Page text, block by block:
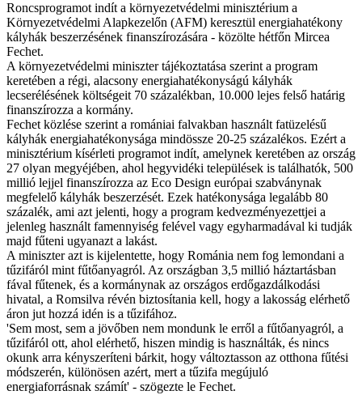
Roncsprogramot indít a környezetvédelmi minisztérium a
Környezetvédelmi Alapkezelőn (AFM) keresztül energiahatékony
kályhák beszerzésének finanszírozására - közölte hétfőn Mircea
Fechet.
A környezetvédelmi miniszter tájékoztatása szerint a program
keretében a régi, alacsony energiahatékonyságú kályhák
lecserélésének költségeit 70 százalékban, 10.000 lejes felső határig
finanszírozza a kormány.
Fechet közlése szerint a romániai falvakban használt fatüzelésű
kályhák energiahatékonysága mindössze 20-25 százalékos. Ezért a
minisztérium kísérleti programot indít, amelynek keretében az ország
27 olyan megyéjében, ahol hegyvidéki települések is találhatók, 500
millió lejjel finanszírozza az Eco Design európai szabványnak
megfelelő kályhák beszerzését. Ezek hatékonysága legalább 80
százalék, ami azt jelenti, hogy a program kedvezményezettjei a
jelenleg használt famennyiség felével vagy egyharmadával ki tudják
majd fűteni ugyanazt a lakást.
A miniszter azt is kijelentette, hogy Románia nem fog lemondani a
tűzifáról mint fűtőanyagról. Az országban 3,5 millió háztartásban
fával fűtenek, és a kormánynak az országos erdőgazdálkodási
hivatal, a Romsilva révén biztosítania kell, hogy a lakosság elérhető
áron jut hozzá idén is a tűzifához.
'Sem most, sem a jövőben nem mondunk le erről a fűtőanyagról, a
tűzifáról ott, ahol elérhető, hiszen mindig is használták, és nincs
okunk arra kényszeríteni bárkit, hogy változtasson az otthona fűtési
módszerén, különösen azért, mert a tűzifa megújuló
energiaforrásnak számít' - szögezte le Fechet.